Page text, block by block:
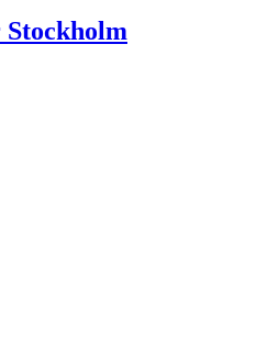
Stockholm